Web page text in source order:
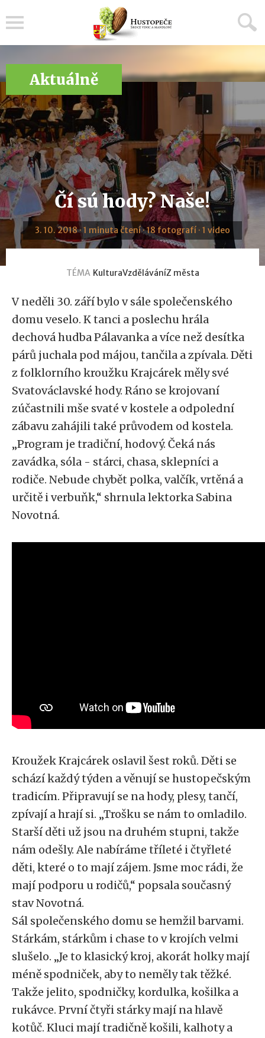
Aktuálně
Čí sú hody? Naše!
3. 10. 2018 · 1 minuta čtení · 18 fotografí · 1 video
TÉMA KulturaVzděláváníZ města
V neděli 30. září bylo v sále společenského
domu veselo. K tanci a poslechu hrála
dechová hudba Pálavanka a více než desítka
párů juchala pod májou, tančila a zpívala. Děti
z folklorního kroužku Krajcárek měly své
Svatováclavské hody. Ráno se krojovaní
zúčastnili mše svaté v kostele a odpolední
zábavu zahájili také průvodem od kostela.
„Program je tradiční, hodový. Čeká nás
zavádka, sóla - stárci, chasa, sklepníci a
rodiče. Nebude chybět polka, valčík, vrtěná a
určitě i verbuňk,“ shrnula lektorka Sabina
Novotná.
Kroužek Krajcárek oslavil šest roků. Děti se
schází každý týden a věnují se hustopečským
tradicím. Připravují se na hody, plesy, tančí,
zpívají a hrají si. „Trošku se nám to omladilo.
Starší děti už jsou na druhém stupni, takže
nám odešly. Ale nabíráme tříleté i čtyřleté
děti, které o to mají zájem. Jsme moc rádi, že
mají podporu u rodičů,“ popsala současný
stav Novotná.
Sál společenského domu se hemžil barvami.
Stárkám, stárkům i chase to v krojích velmi
slušelo. „Je to klasický kroj, akorát holky mají
méně spodniček, aby to neměly tak těžké.
Takže jelito, spodničky, kordulka, košilka a
rukávce. První čtyři stárky mají na hlavě
kotůč. Kluci mají tradičně košili, kalhoty a